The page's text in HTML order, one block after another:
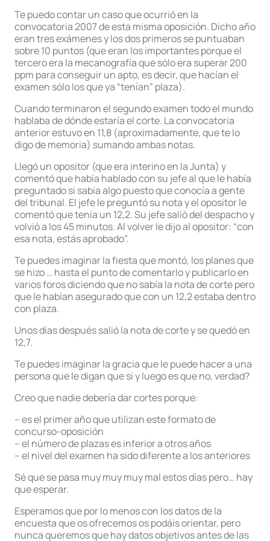
Te puedo contar un caso que ocurrió en la
convocatoria 2007 de esta misma oposición. Dicho año
eran tres exámenes y los dos primeros se puntuaban
sobre 10 puntos (que eran los importantes porque el
tercero era la mecanografía que sólo era superar 200
ppm para conseguir un apto, es decir, que hacían el
examen sólo los que ya “tenían” plaza).
Cuando terminaron el segundo examen todo el mundo
hablaba de dónde estaría el corte. La convocatoria
anterior estuvo en 11,8 (aproximadamente, que te lo
digo de memoria) sumando ambas notas.
Llegó un opositor (que era interino en la Junta) y
comentó que había hablado con su jefe al que le había
preguntado si sabía algo puesto que conocía a gente
del tribunal. El jefe le preguntó su nota y el opositor le
comentó que tenía un 12,2. Su jefe salió del despacho y
volvió a los 45 minutos. Al volver le dijo al opositor: “con
esa nota, estás aprobado”.
Te puedes imaginar la fiesta que montó, los planes que
se hizo … hasta el punto de comentarlo y publicarlo en
varios foros diciendo que no sabía la nota de corte pero
que le habían asegurado que con un 12,2 estaba dentro
con plaza.
Unos días después salió la nota de corte y se quedó en
12,7.
Te puedes imaginar la gracia que le puede hacer a una
persona que le digan que si y luego es que no, verdad?
Creo que nadie debería dar cortes porque:
– es el primer año que utilizan este formato de
concurso-oposición
– el número de plazas es inferior a otros años
– el nivel del examen ha sido diferente a los anteriores
Sé que se pasa muy muy muy mal estos días pero… hay
que esperar.
Esperamos que por lo menos con los datos de la
encuesta que os ofrecemos os podáis orientar, pero
nunca queremos que hay datos objetivos antes de las